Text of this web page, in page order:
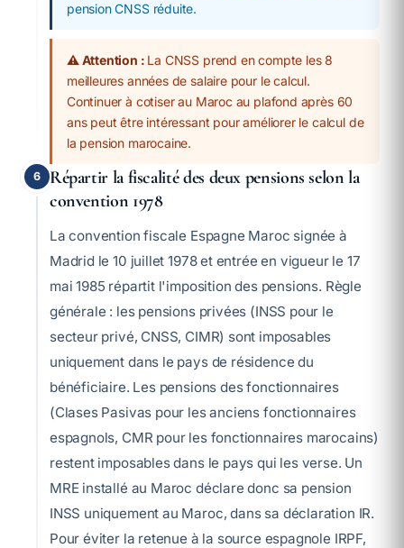
pension CNSS réduite.
⚠️ Attention : La CNSS prend en compte les 8
meilleures années de salaire pour le calcul.
Continuer à cotiser au Maroc au plafond après 60
ans peut être intéressant pour améliorer le calcul de
la pension marocaine.
6
Répartir la fiscalité des deux pensions selon la
convention 1978
La convention fiscale Espagne Maroc signée à
Madrid le 10 juillet 1978 et entrée en vigueur le 17
mai 1985 répartit l'imposition des pensions. Règle
générale : les pensions privées (INSS pour le
secteur privé, CNSS, CIMR) sont imposables
uniquement dans le pays de résidence du
bénéficiaire. Les pensions des fonctionnaires
(Clases Pasivas pour les anciens fonctionnaires
espagnols, CMR pour les fonctionnaires marocains)
restent imposables dans le pays qui les verse. Un
MRE installé au Maroc déclare donc sa pension
INSS uniquement au Maroc, dans sa déclaration IR.
Pour éviter la retenue à la source espagnole IRPF,